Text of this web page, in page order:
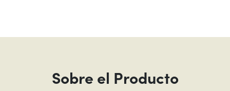
Sobre el Producto